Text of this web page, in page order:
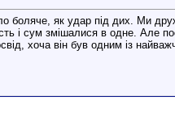
боляче, як удар під дих. Ми
і сум змішалися в одне. Але
хоча він був одним із